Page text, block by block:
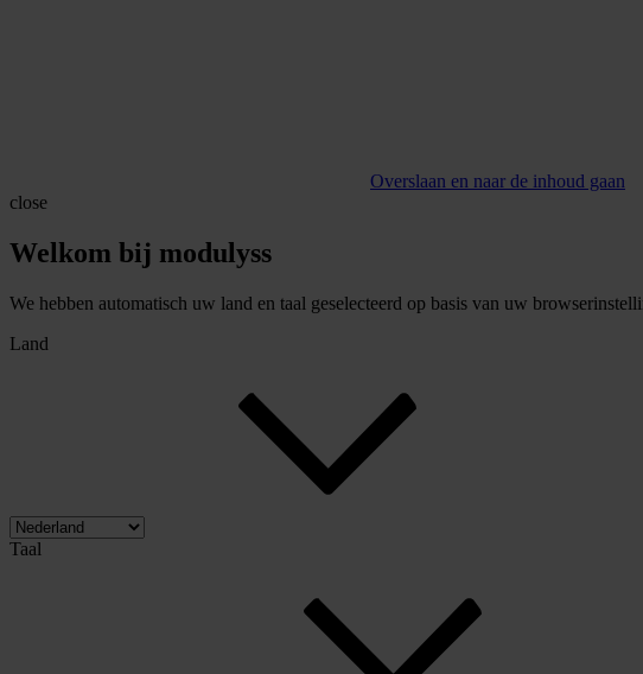
Overslaan en naar de inhoud gaan
close
Welkom bij modulyss
We hebben automatisch uw land en taal geselecteerd op basis van uw
Land
Taal